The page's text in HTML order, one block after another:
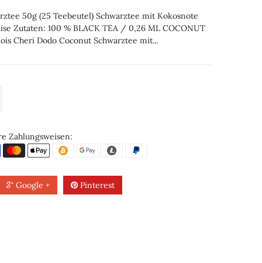
50g (25 Teebeutel) Schwarztee mit Kokosnote
Zutaten: 100 % BLACK TEA / 0,26 ML COCONUT
Cheri Dodo Coconut Schwarztee mit...
Zahlungsweisen:
Google + Pinterest